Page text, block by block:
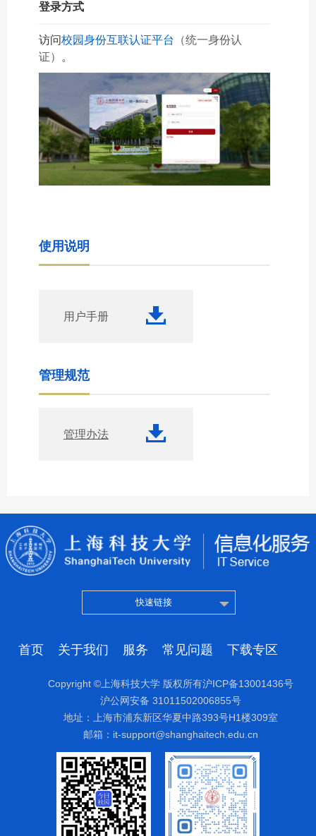
登录方式
访问校园身份互联认证平台 （统一身份认
证） 。
使用说明
用户手册
管理规范
管理办法
快速链接
首页 关于我们 服务 常见问题 下载专区
Copyright ©上海科技大学 版权所有沪ICP备13001436号
沪公网安备 31011502006855号
地址：上海市浦东新区华夏中路393号H1楼309室
邮箱：it-support@shanghaitech.edu.cn